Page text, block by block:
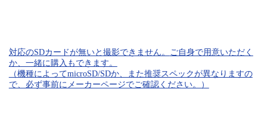
対応のSDカードが無いと 撮影できません。 ご自身で用意いただく
か、一緒に購入もできます。
（機種によってmicroSD/SDか、また推奨スペックが異なりますの
で、必ず事前にメーカーページでご確認ください。）